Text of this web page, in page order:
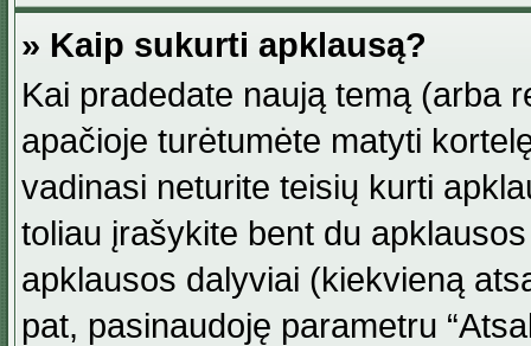
» Kaip sukurti apklausą?
Kai pradedate naują temą (arba
apačioje turėtumėte matyti
vadinasi neturite teisių kurti
toliau įrašykite bent du
apklausos dalyviai (kiekvieną
pat, pasinaudoję parametru